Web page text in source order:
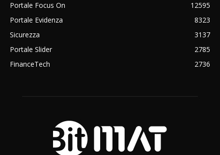
Portale Focus On
12595
Portale Evidenza
8323
Sicurezza
3137
Portale Slider
2785
FinanceTech
2736